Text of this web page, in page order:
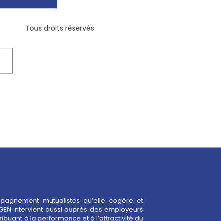
Tous droits réservés
mutualistes qu’elle cogère et
intervient aussi auprès des employeurs